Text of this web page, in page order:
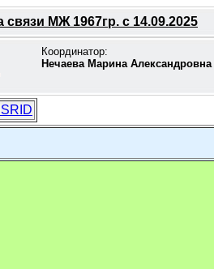
МЖ 1967гр. с 14.09.2025
Координатор:
Нечаева Марина Александровна